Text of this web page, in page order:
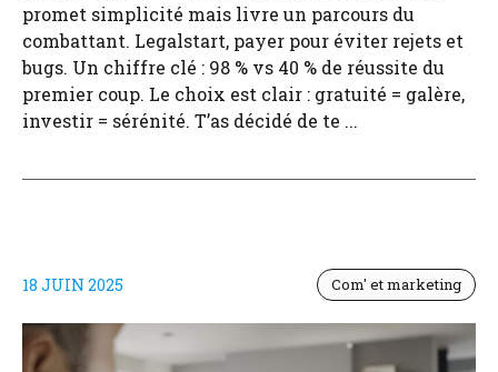
promet simplicité mais livre un parcours du
combattant. Legalstart, payer pour éviter rejets et
bugs. Un chiffre clé : 98 % vs 40 % de réussite du
premier coup. Le choix est clair : gratuité = galère,
investir = sérénité. T’as décidé de te ...
18 JUIN 2025 Com' et marketing